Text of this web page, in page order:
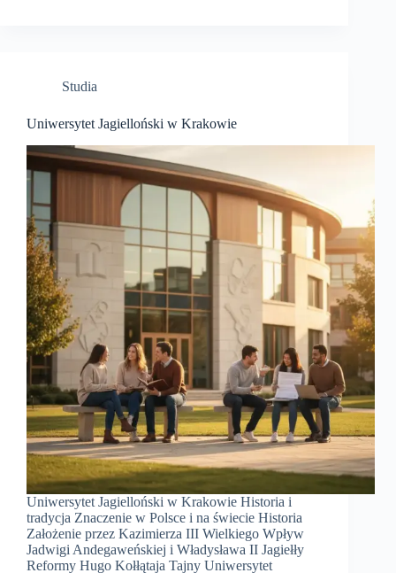
Studia
Uniwersytet Jagielloński w Krakowie
Uniwersytet Jagielloński w Krakowie Historia i
tradycja Znaczenie w Polsce i na świecie Historia
Założenie przez Kazimierza III Wielkiego Wpływ
Jadwigi Andegaweńskiej i Władysława II Jagiełły
Reformy Hugo Kołłątaja Tajny Uniwersytet